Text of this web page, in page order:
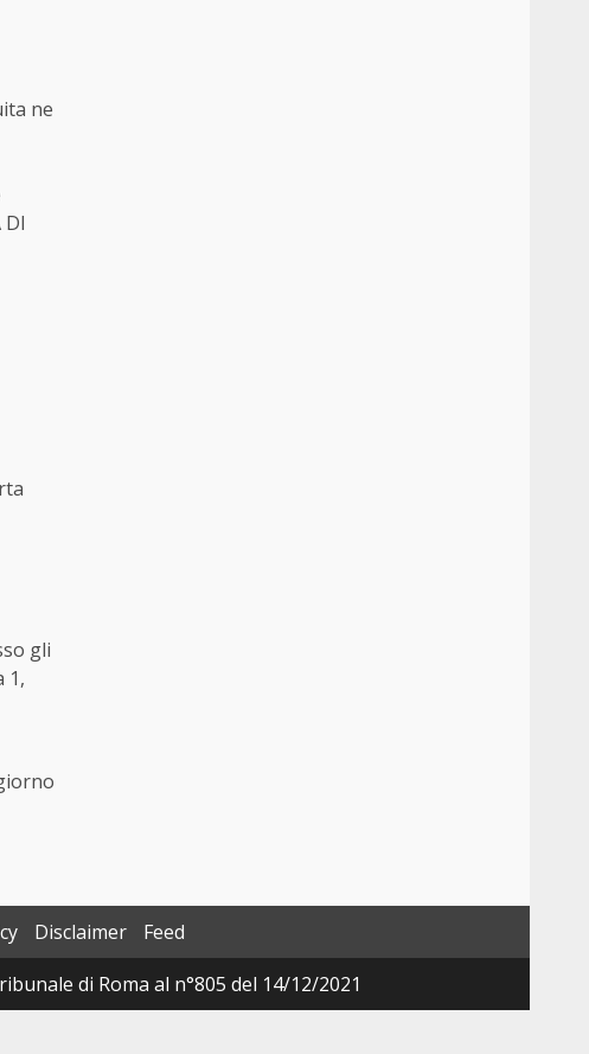
ne
gli
1,
Disclaimer
Feed
di Roma al n°805 del 14/12/2021